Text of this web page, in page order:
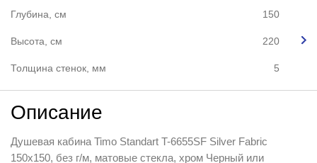
Глубина, см 150
Высота, см 220
Толщина стенок, мм 5
Описание
Душевая кабина Timo Standart T-6655SF Silver Fabric
150x150, без г/м, матовые стекла, хром Черный или